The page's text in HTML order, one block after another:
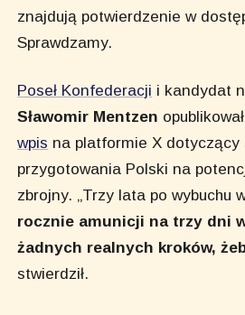
znajdują potwierdzenie w
Sprawdzamy.
Poseł Konfederacji i kandydat
Sławomir Mentzen
wpis na platformie X dotyczący
przygotowania Polski na
zbrojny. „Trzy lata po wybuchu
rocznie amunicji na trzy dni
żadnych realnych kroków,
stwierdził.